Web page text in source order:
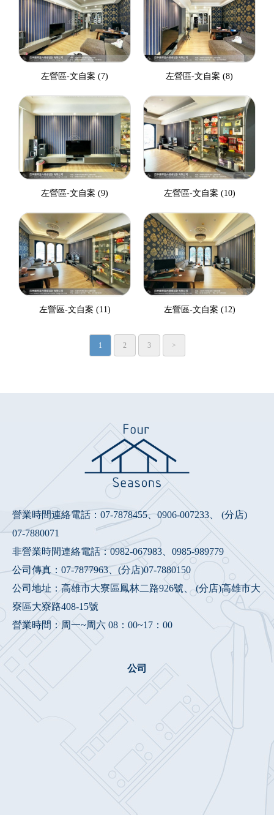
左營區-文自案 (7) 左營區-文自案 (8)
左營區-文自案 (9) 左營區-文自案 (10)
左營區-文自案 (11) 左營區-文自案 (12)
1 2 3 >
營業時間連絡電話： 07-7878455、0906-007233 、 (分店)
07-7880071
非營業時間連絡電話：0982-067983
0985-989779
公司傳真：07-7877963、(分店)07-7880150
公司地址：高雄市大寮區鳳林二路926號、 (分店)高雄市大
寮區大寮路408-15號
營業時間：周一~周六 08：00~17：00
公司